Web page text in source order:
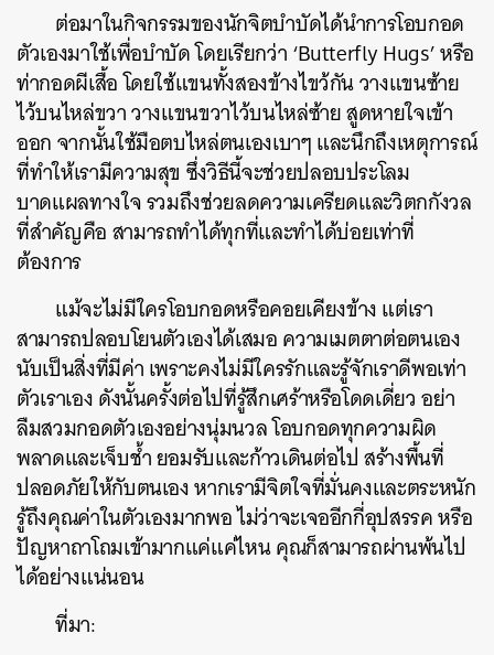
ต่อมาในกิจกรรมของนักจิตบำบัดได้นำการโอบกอด
ตัวเองมาใช้เพื่อบำบัด โดยเรียกว่า ‘Butterfly Hugs’ หรือ
ท่ากอดผีเสื้อ โดยใช้แขนทั้งสองข้างไขว้กัน วางแขนซ้าย
ไว้บนไหล่ขวา วางแขนขวาไว้บนไหล่ซ้าย สูดหายใจเข้า
ออก จากนั้นใช้มือตบไหล่ตนเองเบาๆ และนึกถึงเหตุการณ์
ที่ทำให้เรามีความสุข ซึ่งวิธีนี้จะช่วยปลอบประโลม
บาดแผลทางใจ รวมถึงช่วยลดความเครียดและวิตกกังวล
ที่สำคัญคือ สามารถทำได้ทุกที่และทำได้บ่อยเท่าที่
ต้องการ
แม้จะไม่มีใครโอบกอดหรือคอยเคียงข้าง แต่เรา
สามารถปลอบโยนตัวเองได้เสมอ ความเมตตาต่อตนเอง
นับเป็นสิ่งที่มีค่า เพราะคงไม่มีใครรักและรู้จักเราดีพอเท่า
ตัวเราเอง ดังนั้นครั้งต่อไปที่รู้สึกเศร้าหรือโดดเดี่ยว อย่า
ลืมสวมกอดตัวเองอย่างนุ่มนวล โอบกอดทุกความผิด
พลาดและเจ็บช้ำ ยอมรับและก้าวเดินต่อไป สร้างพื้นที่
ปลอดภัยให้กับตนเอง หากเรามีจิตใจที่มั่นคงและตระหนัก
รู้ถึงคุณค่าในตัวเองมากพอ ไม่ว่าจะเจออีกกี่อุปสรรค หรือ
ปัญหาถาโถมเข้ามากแค่แค่ไหน คุณก็สามารถผ่านพ้นไป
ได้อย่างแน่นอน
ที่มา:
ค้นหา
SHARE TWEET LINE EMAIL